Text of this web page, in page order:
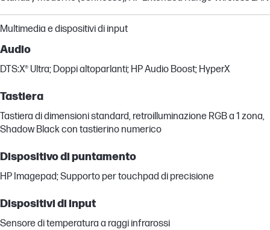
Multimedia e dispositivi di input
Audio
DTS:X® Ultra; Doppi altoparlanti; HP Audio Boost; HyperX
Tastiera
Tastiera di dimensioni standard, retroilluminazione RGB a 1 zona,
Shadow Black con tastierino numerico
Dispositivo di puntamento
HP Imagepad; Supporto per touchpad di precisione
Dispositivi di input
Sensore di temperatura a raggi infrarossi